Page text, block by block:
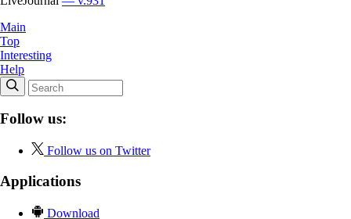
Main
Top
Interesting
Help
Follow us:
Follow us on Twitter
Applications
Download